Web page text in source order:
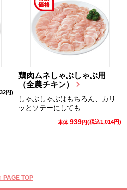
円)
鶏肉ムネしゃぶしゃぶ用
（全農チキン）
しゃぶしゃぶはもちろん、カリ
ッとソテーにしても
本体 939円(税込1,014円)
↑ PAGE TOP